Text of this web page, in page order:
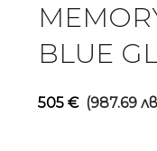
BLUE
505 € (987.69